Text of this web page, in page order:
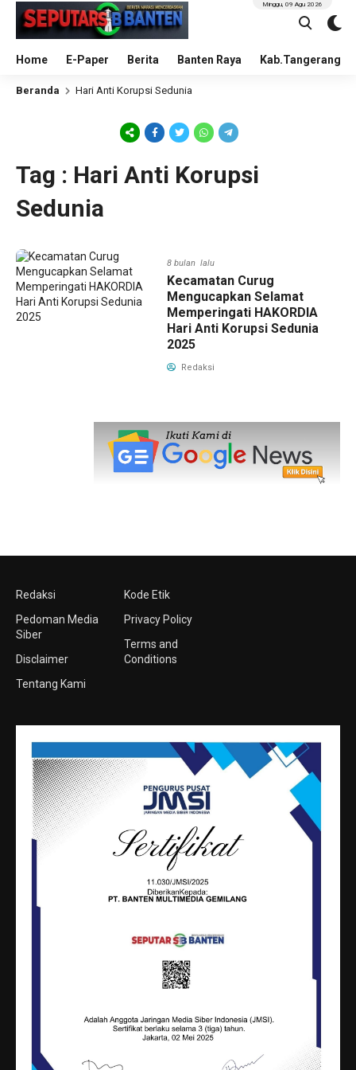
Home E-Paper Berita Banten Raya Kab.Tangerang
Minggu, 09 Agu 2026
Beranda Hari Anti Korupsi Sedunia
Tag : Hari Anti Korupsi
Sedunia
8 bulan lalu
Kecamatan Curug
Mengucapkan Selamat
Memperingati HAKORDIA
Hari Anti Korupsi Sedunia
2025
Redaksi
Redaksi
Pedoman Media
Siber
Disclaimer
Tentang Kami
Kode Etik
Privacy Policy
Terms and
Conditions